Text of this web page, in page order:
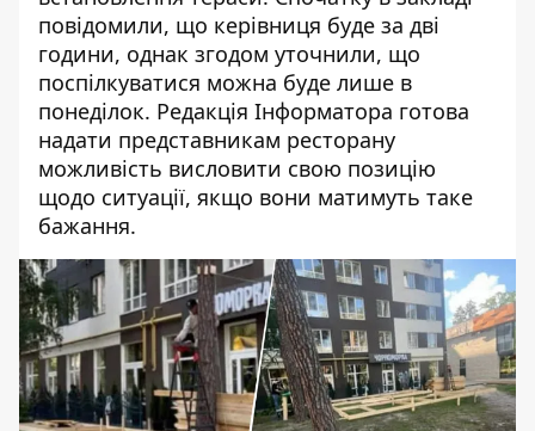
повідомили, що керівниця буде за дві
години, однак згодом уточнили, що
поспілкуватися можна буде лише в
понеділок. Редакція Інформатора готова
надати представникам ресторану
можливість висловити свою позицію
щодо ситуації, якщо вони матимуть таке
бажання.